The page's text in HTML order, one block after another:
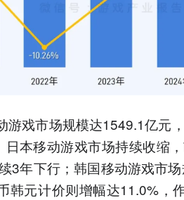
游戏市场规模达1549.1亿元
日本移动游戏市场持续收缩
3年下行；韩国移动游戏市
韩元计价则增幅达11.0%，